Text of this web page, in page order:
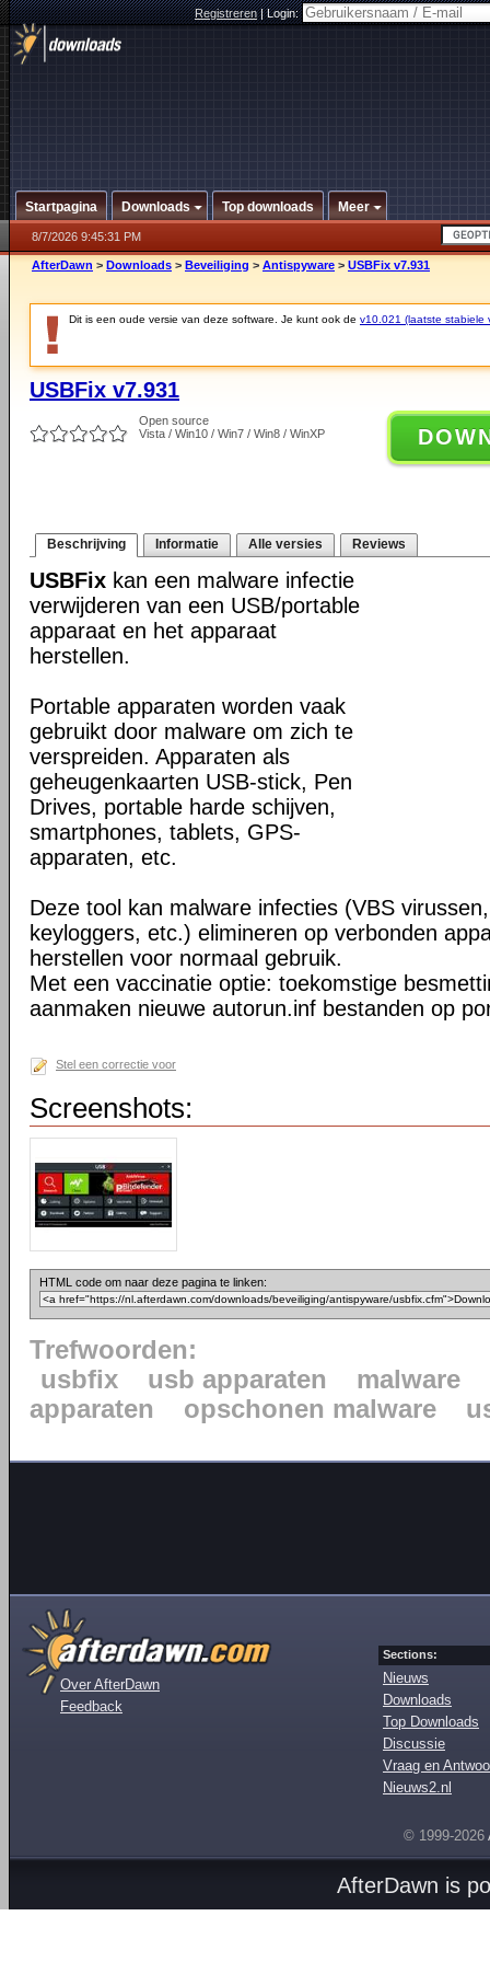
Registreren|Login:
Startpagina Downloads Top downloads Meer
8/7/2026 9:45:31 PM
AfterDawn > Downloads > Beveiliging > Antispyware > USBFix v7.931
Dit is een oude versie van deze software. Je kunt ook de v10.021 (laatste stabiele
USBFix v7.931
Open source
Vista / Win10 / Win7 / Win8 / WinXP
Beschrijving Informatie Alle versies Reviews
USBFix kan een malware infectie
verwijderen van een USB/portable
apparaat en het apparaat
herstellen.
Portable apparaten worden vaak
gebruikt door malware om zich te
verspreiden. Apparaten als
geheugenkaarten USB-stick, Pen
Drives, portable harde schijven,
smartphones, tablets, GPS-
apparaten, etc.
Deze tool kan malware infecties (VBS
keyloggers, etc.) elimineren op verbonden
herstellen voor normaal gebruik.
Met een vaccinatie optie: toekomstige
aanmaken nieuwe autorun.inf bestanden op
Stel een correctie voor
Screenshots:
HTML code om naar deze pagina te linken:
Trefwoorden:
usbfix
usb apparaten
malware
apparaten
opschonen malware
Over AfterDawn
Feedback
Sections:
Nieuws
Downloads
Top Downloads
Discussie
Vraag en
Nieuws2.nl
© 1999-2026
AfterDawn is